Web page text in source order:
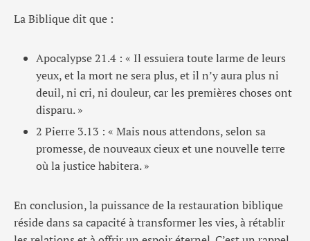
La Biblique dit que :
Apocalypse 21.4 : « Il essuiera toute larme de leurs
yeux, et la mort ne sera plus, et il n’y aura plus ni
deuil, ni cri, ni douleur, car les premières choses ont
disparu. »
2 Pierre 3.13 : « Mais nous attendons, selon sa
promesse, de nouveaux cieux et une nouvelle terre
où la justice habitera. »
En conclusion, la puissance de la restauration biblique
réside dans sa capacité à transformer les vies, à rétablir